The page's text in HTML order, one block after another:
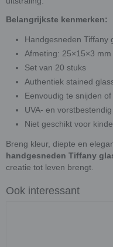
Belangrijkste kenmerken:
Handgesneden Tiffany
Afmeting: 25×15×3 mm
Set van 20 stuks
Authentiek stained
Eenvoudig te snijden
UVA- en
Niet geschikt voor
Breng kleur, diepte en
handgesneden Tiffany
creatie tot leven brengt.
Ook interessant